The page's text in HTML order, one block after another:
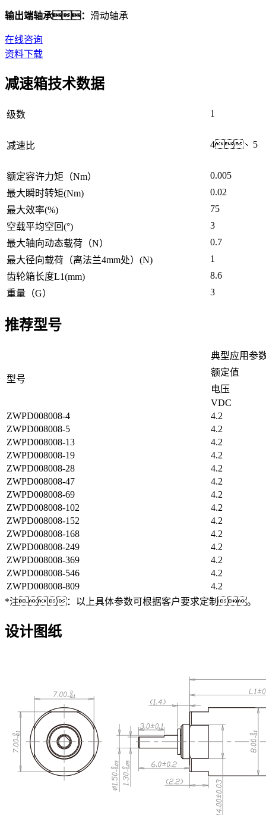
输出端轴承： 滑动轴承
在线咨询
资料下载
减速箱技术数据
级数 1
减速比 4、5
额定容许力矩（Nm）
0.005
最大瞬时转矩(Nm)
0.02
最大效率(%)
75
空载平均空回(°)
3
最大轴向动态载荷（N）
0.7
最大径向载荷（离法兰4mm处）(N)
1
齿轮箱长度L1(mm)
8.6
重量（G）
3
推荐型号
型号
典型应用参
额定值
电压
VDC
ZWPD008008-4
4.2
ZWPD008008-5
4.2
ZWPD008008-13
4.2
ZWPD008008-19
4.2
ZWPD008008-28
4.2
ZWPD008008-47
4.2
ZWPD008008-69
4.2
ZWPD008008-102
4.2
ZWPD008008-152
4.2
ZWPD008008-168
4.2
ZWPD008008-249
4.2
ZWPD008008-369
4.2
ZWPD008008-546
4.2
ZWPD008008-809
4.2
*注：以上具体参数可根据客户要求定制。
设计图纸